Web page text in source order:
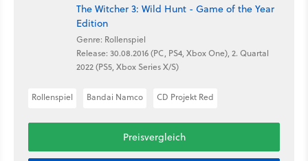
The Witcher 3: Wild Hunt - Game of the Year
Edition
Genre: Rollenspiel
Release: 30.08.2016 (PC, PS4, Xbox One), 2. Quartal
2022 (PS5, Xbox Series X/S)
Rollenspiel Bandai Namco CD Projekt Red
Preisvergleich